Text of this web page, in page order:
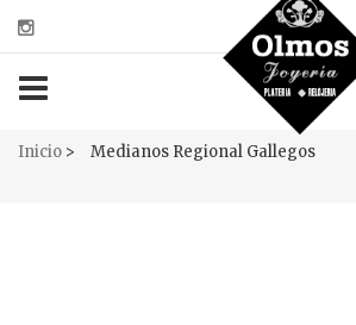
Inicio > Medianos Regional Gallegos